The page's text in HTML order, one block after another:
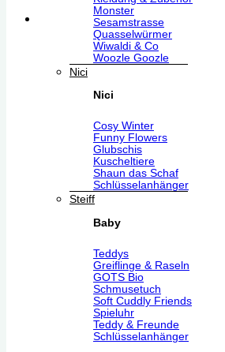
Monster
Sesamstrasse
Quasselwürmer
Wiwaldi & Co
Woozle Goozle
Nici
Nici
Cosy Winter
Funny Flowers
Glubschis
Kuscheltiere
Shaun das Schaf
Schlüsselanhänger
Steiff
Baby
Teddys
Greiflinge & Raseln
GOTS Bio
Schmusetuch
Soft Cuddly Friends
Spieluhr
Teddy & Freunde
Schlüsselanhänger